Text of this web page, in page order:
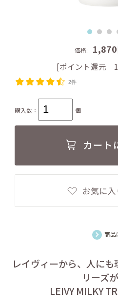
価格:
[ポイント還元
2件
購入数： 個
商品
レイヴィーから、人に
リーズ
LEIVY MILKY